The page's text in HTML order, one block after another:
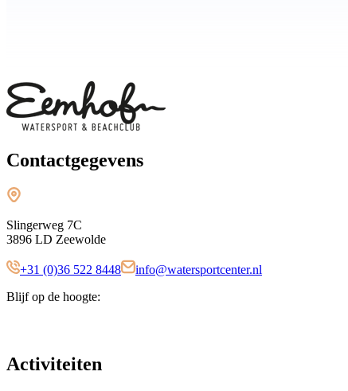
Contactgegevens
Slingerweg 7C
3896 LD Zeewolde
+31 (0)36 522 8448
info@watersportcenter.nl
Blijf op de hoogte:
Activiteiten